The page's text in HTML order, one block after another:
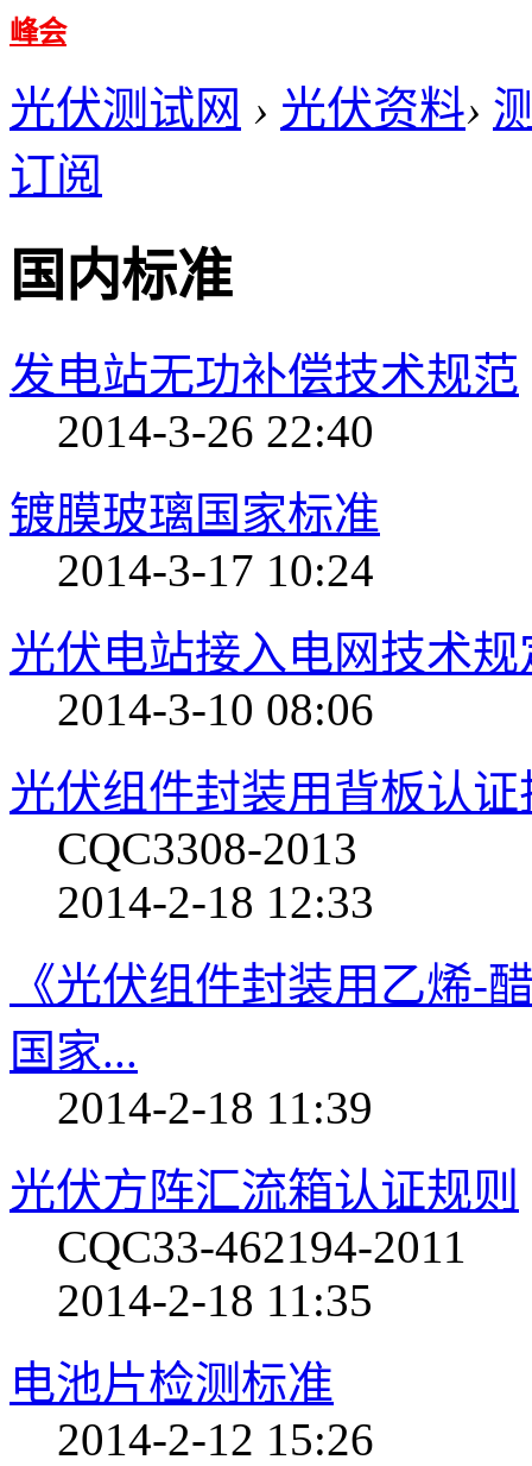
峰会
光伏测试网 › 光伏资料›
订阅
国内标准
发电站无功补偿技术规范
2014-3-26 22:40
镀膜玻璃国家标准
2014-3-17 10:24
光伏电站接入电网技术规
2014-3-10 08:06
光伏组件封装用背板认
CQC3308-2013
2014-2-18 12:33
《光伏组件封装用乙烯-
国家...
2014-2-18 11:39
光伏方阵汇流箱认证规则
CQC33-462194-2011
2014-2-18 11:35
电池片检测标准
2014-2-12 15:26